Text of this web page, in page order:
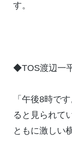
す。
◆TOS渡辺一
「午後8時で
ると見られて
ともに激しい